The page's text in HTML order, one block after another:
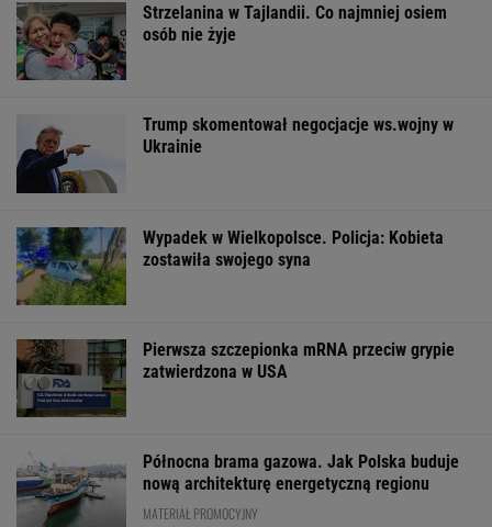
Strzelanina w Tajlandii. Co najmniej osiem
osób nie żyje
Trump skomentował negocjacje ws.wojny w
Ukrainie
Wypadek w Wielkopolsce. Policja: Kobieta
zostawiła swojego syna
Pierwsza szczepionka mRNA przeciw grypie
zatwierdzona w USA
Północna brama gazowa. Jak Polska buduje
nową architekturę energetyczną regionu
MATERIAŁ PROMOCYJNY